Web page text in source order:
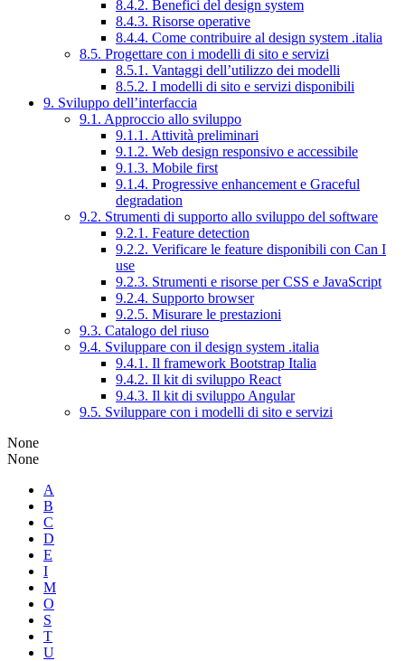
8.4.2. Benefici del design system
8.4.3. Risorse operative
8.4.4. Come contribuire al design system .italia
8.5. Progettare con i modelli di sito e servizi
8.5.1. Vantaggi dell’utilizzo dei modelli
8.5.2. I modelli di sito e servizi disponibili
9. Sviluppo dell’interfaccia
9.1. Approccio allo sviluppo
9.1.1. Attività preliminari
9.1.2. Web design responsivo e accessibile
9.1.3. Mobile first
9.1.4. Progressive enhancement e Graceful
degradation
9.2. Strumenti di supporto allo sviluppo del software
9.2.1. Feature detection
9.2.2. Verificare le feature disponibili con Can I
use
9.2.3. Strumenti e risorse per CSS e JavaScript
9.2.4. Supporto browser
9.2.5. Misurare le prestazioni
9.3. Catalogo del riuso
9.4. Sviluppare con il design system .italia
9.4.1. Il framework Bootstrap Italia
9.4.2. Il kit di sviluppo React
9.4.3. Il kit di sviluppo Angular
9.5. Sviluppare con i modelli di sito e servizi
None
None
A
B
C
D
E
I
M
O
S
T
U